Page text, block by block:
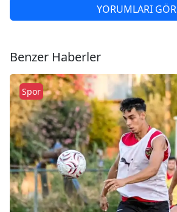
YORUMLARI GÖR
Benzer Haberler
Spor